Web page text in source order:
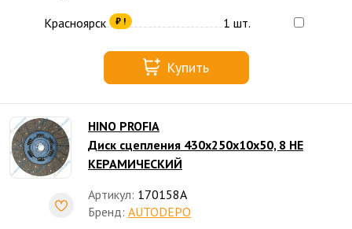
Красноярск
₽ ! 1 шт.
Купить
HINO PROFIA
Диск сцепления 430х250х10х50, 8 НЕ
КЕРАМИЧЕСКИЙ
Артикул: 170158A
Бренд: AUTODEPO